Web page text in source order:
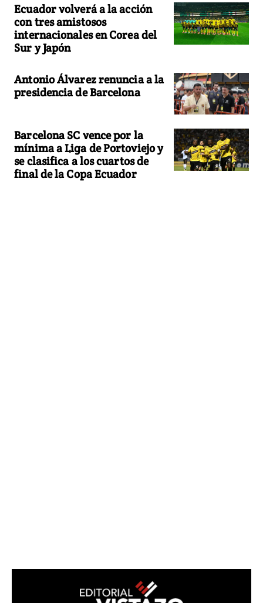
Ecuador volverá a la acción
con tres amistosos
internacionales en Corea del
Sur y Japón
Antonio Álvarez renuncia a la
presidencia de Barcelona
Barcelona SC vence por la
mínima a Liga de Portoviejo y
se clasifica a los cuartos de
final de la Copa Ecuador